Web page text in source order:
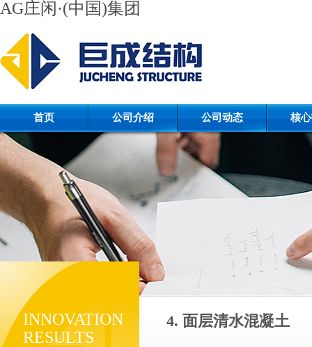
AG庄闲·(中国)集团
首页 公司介绍 公司动态 核
INNOVATION
RESULTS
4. 面层清水混凝土